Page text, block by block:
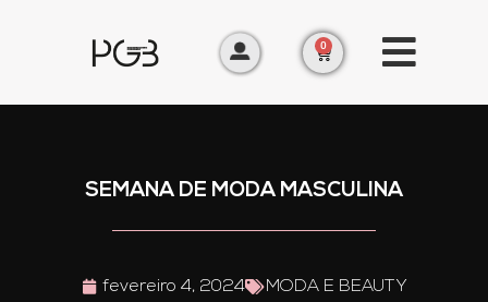
0
SEMANA DE MODA MASCULINA
fevereiro 4, 2024 MODA E BEAUTY